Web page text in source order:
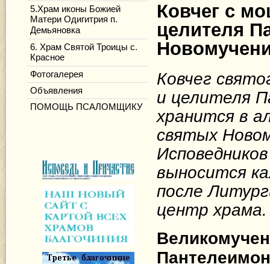
5.Храм иконы Божией
Матери Одигитрия п.
Демьяновка
6. Храм Святой Троицы с.
Красное
Фотогалерея
Объявления
ПОМОЩЬ ПСАЛОМЩИКУ
Ковчег с
целителя
Ковчег
и целителя
хранится в
святых
выносится
после
центр храма.
Пантелеимон